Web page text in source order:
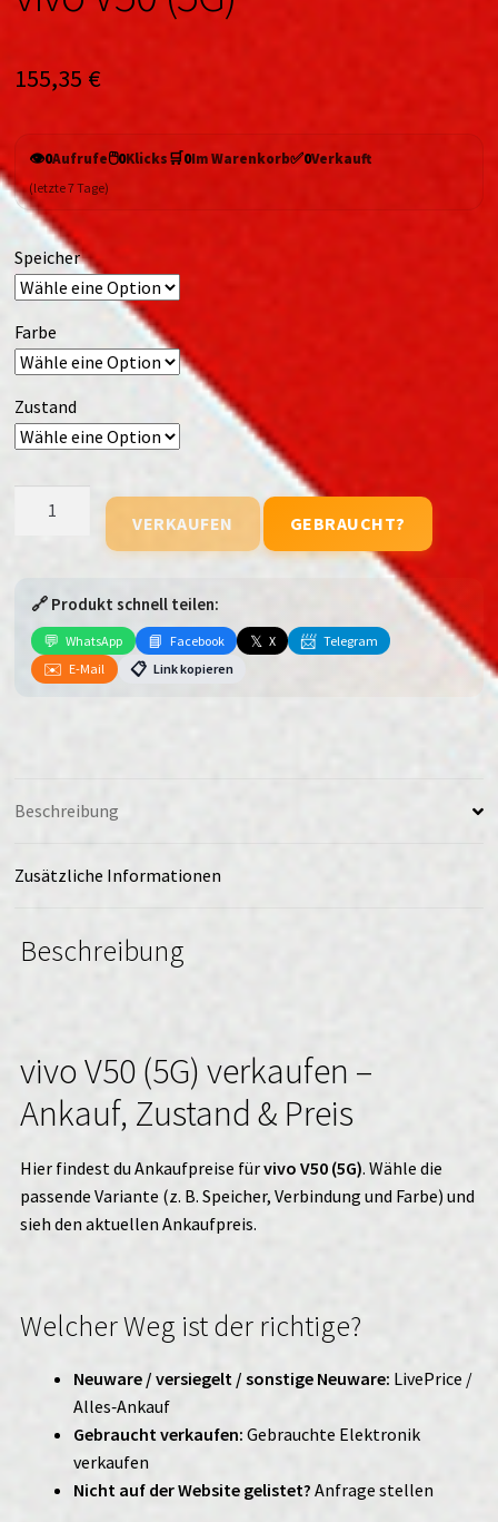
155,35 €
👁️0Aufrufe🖱️0Klicks🛒0Im Warenkorb✅0Verkauft
(letzte 7 Tage)
Speicher
Farbe
Zustand
VERKAUFEN GEBRAUCHT?
🔗 Produkt schnell teilen:
💬 WhatsApp 📘 Facebook 𝕏 X 📨 Telegram
✉️ E-Mail 📋 Link kopieren
Beschreibung
Zusätzliche Informationen
Beschreibung
vivo V50 (5G) verkaufen –
Ankauf, Zustand & Preis
Hier findest du Ankaufpreise fürvivo V50 (5G). Wähle die
passende Variante (z. B. Speicher, Verbindung und Farbe) und
sieh den aktuellen Ankaufpreis.
Welcher Weg ist der richtige?
Neuware / versiegelt / sonstige Neuware: LivePrice /
Alles‑Ankauf
Gebraucht verkaufen: Gebrauchte Elektronik
verkaufen
Nicht auf der Website gelistet? Anfrage stellen